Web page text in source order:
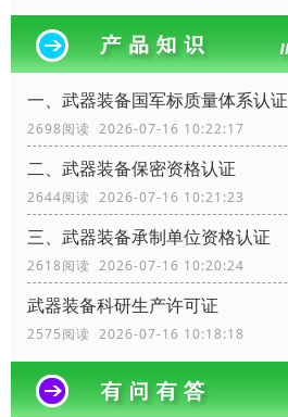
一、武器装备国军标质量体系认证
2698阅读 2026-07-16 10:22:17
二、武器装备保密资格认证
2644阅读 2026-07-16 10:21:23
三、武器装备承制单位资格认证
2618阅读 2026-07-16 10:20:24
武器装备科研生产许可证
2575阅读 2026-07-16 10:18:18